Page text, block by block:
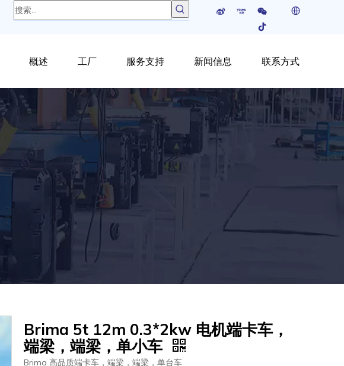
概述 工厂 服务支持 新闻信息 联系方式
Brima 5t 12m 0.3*2kw 电机端卡车，
端梁，端梁，单小车
Brima 高品质端卡车，端梁，端梁，单台车